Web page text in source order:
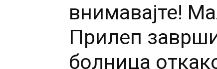
внимавајте!
Прилеп
болница